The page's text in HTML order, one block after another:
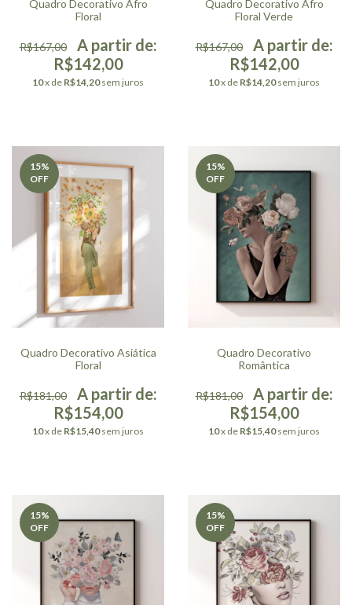
Quadro Decorativo Afro
Floral
R$167,00
R$142,00
10x de R$14,20 sem juros
Quadro Decorativo Afro
Floral Verde
R$167,00
R$142,00
10x de R$14,20 sem juros
15%
OFF
Quadro Decorativo Asiática
Floral
R$181,00
R$154,00
10x de R$15,40 sem juros
15%
OFF
Quadro Decorativo
Romântica
R$181,00
R$154,00
10x de R$15,40 sem juros
15%
OFF
15%
OFF